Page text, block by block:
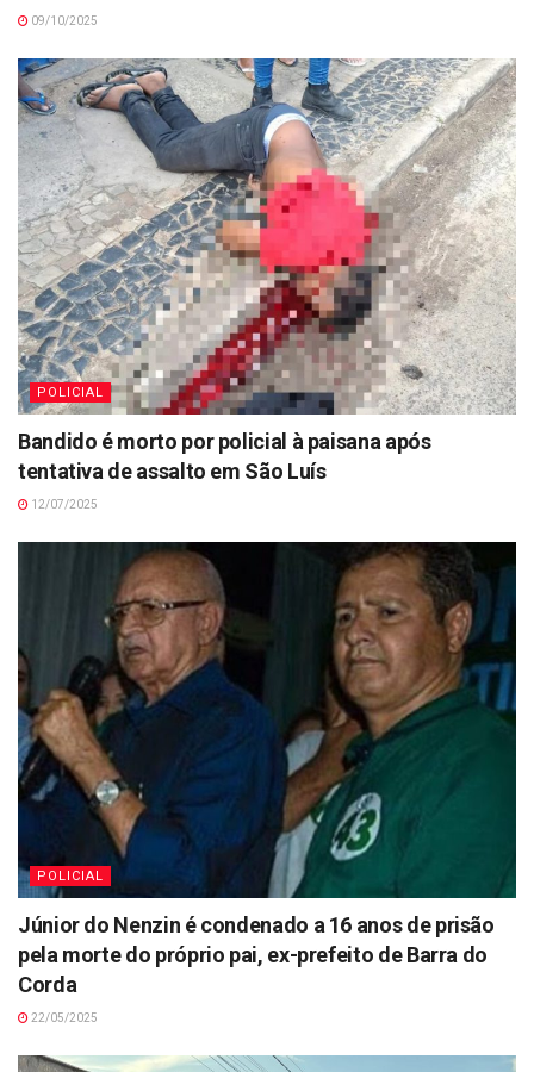
09/10/2025
POLICIAL
Bandido é morto por policial à paisana após
tentativa de assalto em São Luís
12/07/2025
POLICIAL
Júnior do Nenzin é condenado a 16 anos de prisão
pela morte do próprio pai, ex-prefeito de Barra do
Corda
22/05/2025